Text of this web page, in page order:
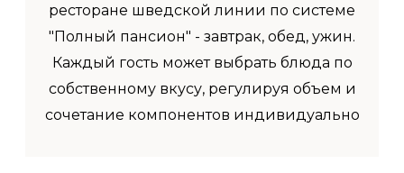
ресторане шведской линии по системе
"Полный пансион" - завтрак, обед, ужин.
Каждый гость может выбрать блюда по
собственному вкусу, регулируя объем и
сочетание компонентов индивидуально